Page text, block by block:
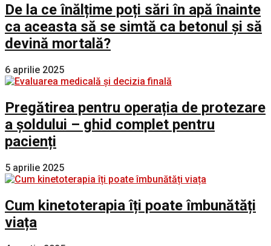
De la ce înălțime poți sări în apă înainte
ca aceasta să se simtă ca betonul și să
devină mortală?
6 aprilie 2025
Pregătirea pentru operația de protezare
a șoldului – ghid complet pentru
pacienți
5 aprilie 2025
Cum kinetoterapia îți poate îmbunătăți
viața